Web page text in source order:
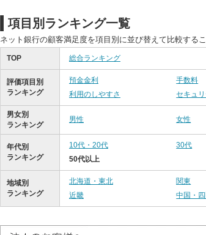
項目別ランキング一覧
ネット銀行の顧客満足度を項目別に並び替えて比較するこ
TOP 総合ランキング
評価項目別
ランキング
預金金利 手数料
利用のしやすさ
セキュ
男女別
ランキング
男性 女性
年代別
ランキング
10代・20代 30代
50代以上
地域別
ランキング
北海道・東北 関東
近畿
中国・四